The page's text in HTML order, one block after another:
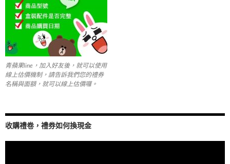
青蘋果line，加入好友後，就可以使用
線上估價機制，請告訴我們您的禮券
名稱與面額，就可以線上估價囉。
收購禮卷，禮券如何換現金